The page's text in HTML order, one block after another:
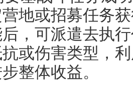
地或招募任务
，可派遣去执
或伤害类型，
整体收益。